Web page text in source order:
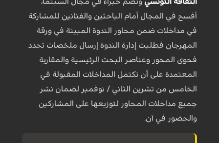
أفسح في المجال أمام الباحثين والفنانين للمشاركة
في مداخلات ضمن محاور الندوة المبينة في ورقة
المهرجان فطلبت إدارة الندوة إرسال ملخصات تحدد
فحوى المحور وعناصر البحث الرئيسية والمقاربة
المعتمدة على أن تكتمل المداخلات المقبولة في
الخامس من تشرين الثاني / نوفمبر لضمان نشر
جميع مداخلات المحاور لتوزيعها على المشاركين
والحضور في آن.